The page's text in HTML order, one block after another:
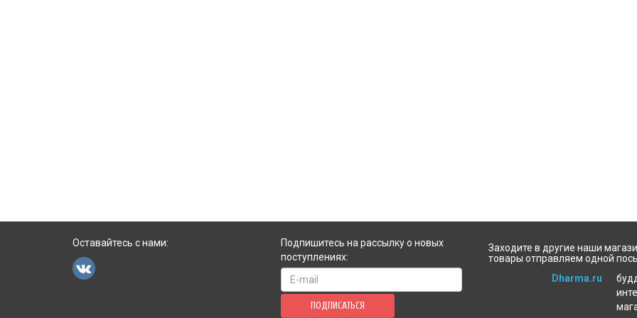
Оставайтесь с нами:
Подпишитесь на рассылку о новых
поступлениях:
ПОДПИСАТЬСЯ
Заходите в другие наши
товары отправляем одной
Dharma.ru